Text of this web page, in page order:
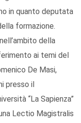
in quanto deputata
formazione.
della
ai temi del
De Masi,
presso il
“La Sapienza”
Lectio Magistralis